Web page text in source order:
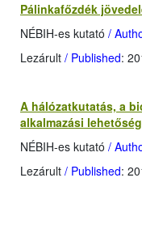
Pálinkafőzdék
NÉBIH-es kutató /
Lezárult / Published:
A hálózatkutatás, a
alkalmazási
NÉBIH-es kutató /
Lezárult / Published: